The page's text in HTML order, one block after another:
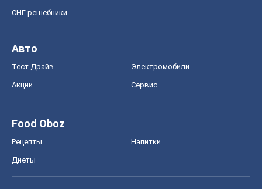
СНГ решебники
Авто
Тест Драйв Электромобили
Акции Сервис
Food Oboz
Рецепты Напитки
Диеты